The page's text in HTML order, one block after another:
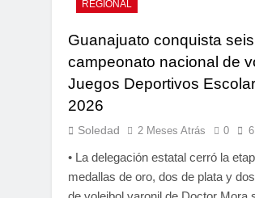
REGIONAL
Guanajuato conquista
campeonato nacional de
Juegos Deportivos
2026
Soledad 2 Meses Atrás 0
• La delegación estatal cerró la
medallas de oro, dos de plata y